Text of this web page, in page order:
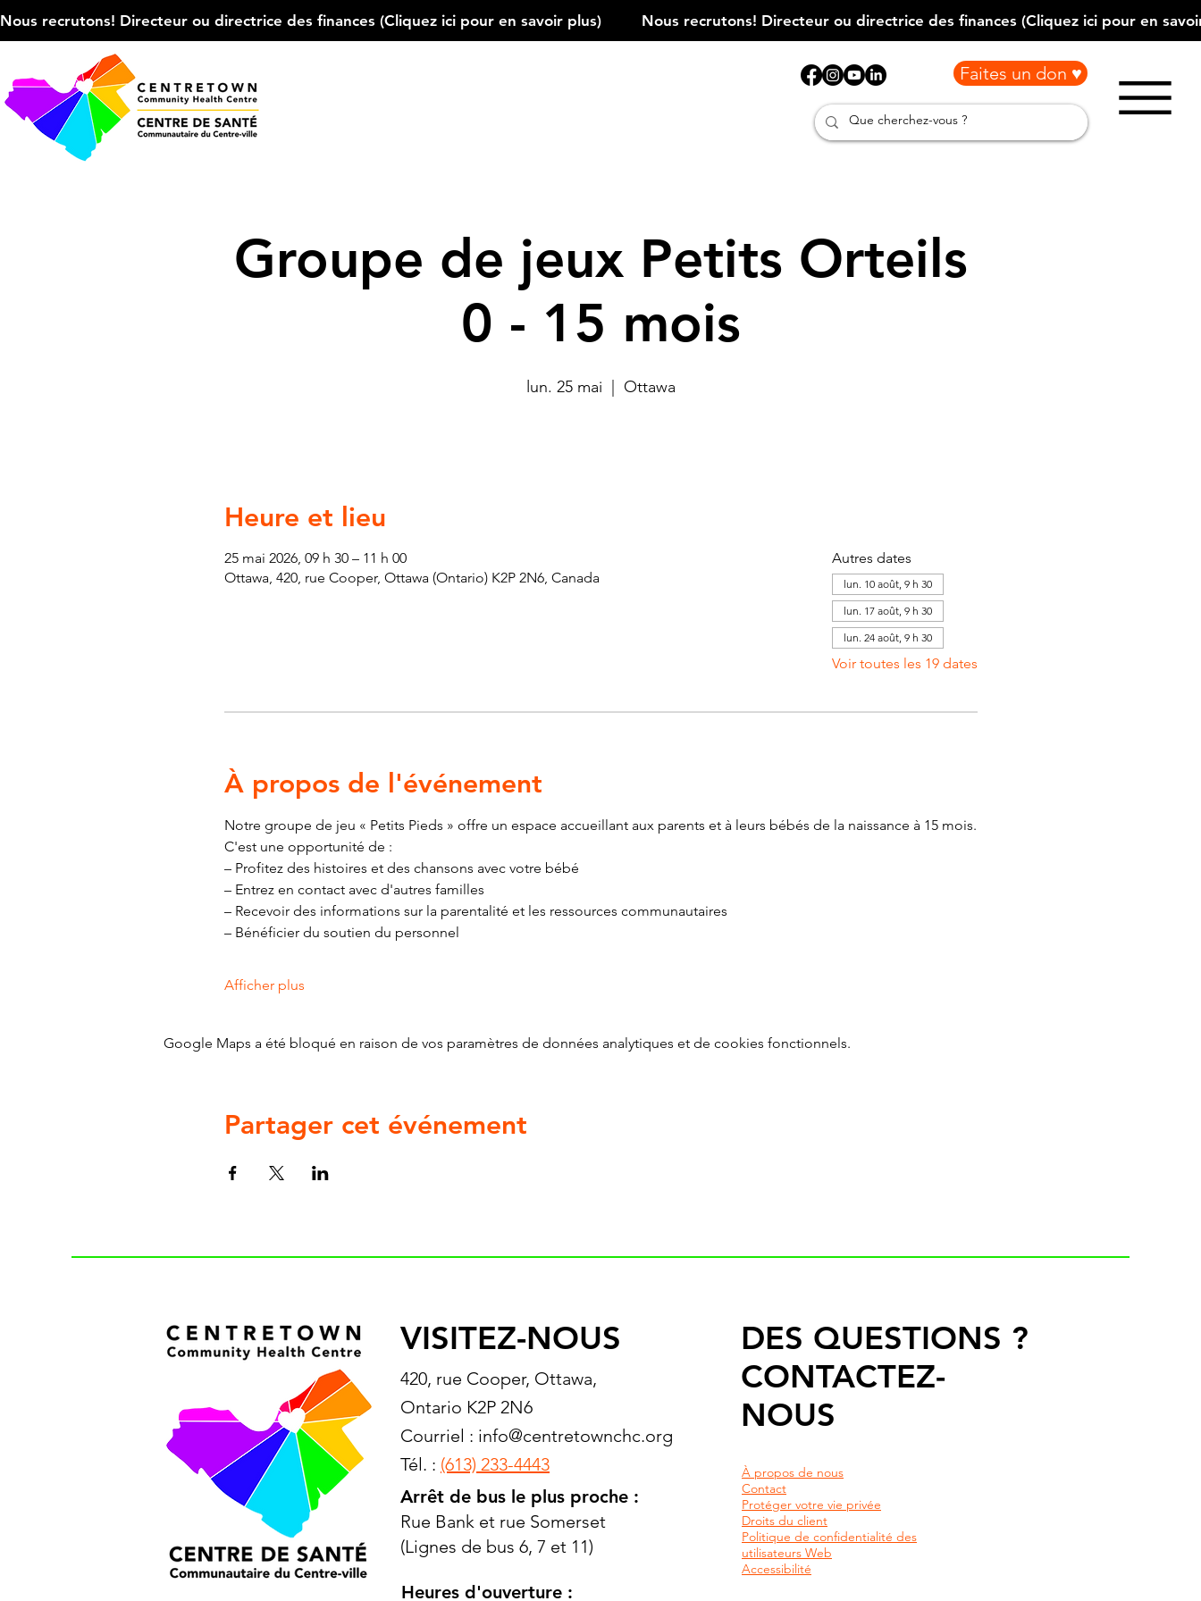
Nous recrutons! Directeur ou directrice des finances (Cliquez ici pour en savoir plus)
Faites un don ♥
Groupe de jeux Petits Orteils
0 - 15 mois
lun. 25 mai Ottawa
Heure et lieu
25 mai 2026, 09 h 30 – 11 h 00
Ottawa, 420, rue Cooper, Ottawa (Ontario) K2P 2N6, Canada
Autres dates
lun. 10 août, 9 h 30
lun. 17 août, 9 h 30
lun. 24 août, 9 h 30
Voir toutes les 19 dates
À propos de l'événement
Notre groupe de jeu « Petits Pieds » offre un espace accueillant aux parents et à leurs bébés de la naissance à 15 mois.
C'est une opportunité de :
– Profitez des histoires et des chansons avec votre bébé
– Entrez en contact avec d'autres familles
– Recevoir des informations sur la parentalité et les ressources communautaires
– Bénéficier du soutien du personnel
Afficher plus
Google Maps a été bloqué en raison de vos paramètres de données analytiques et de cookies fonctionnels.
Partager cet événement
VISITEZ-NOUS
420, rue Cooper, Ottawa,
Ontario K2P 2N6
Courriel : info@centretownchc.org
Tél. : (613) 233-4443
Arrêt de bus le plus proche :
Rue Bank et rue Somerset
(Lignes de bus 6, 7 et 11)
Heures d'ouverture :
DES QUESTIONS ?
CONTACTEZ-
NOUS
À propos de nous
Contact
Protéger votre vie privée
Droits du client
Politique de confidentialité des
utilisateurs Web
Accessibilité